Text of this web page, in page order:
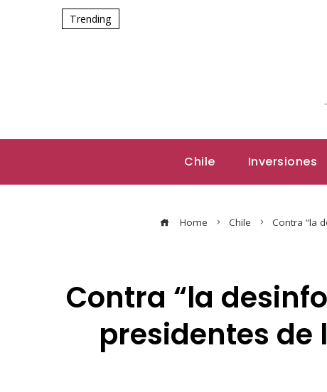
Trending
Chile Inversiones
Home Chile Contra “la
Contra “la
presidentes de